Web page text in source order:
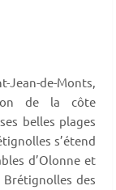
Jean-de-Monts,
de la côte
belles plages
s’étend
d’Olonne et
Brétignolles des